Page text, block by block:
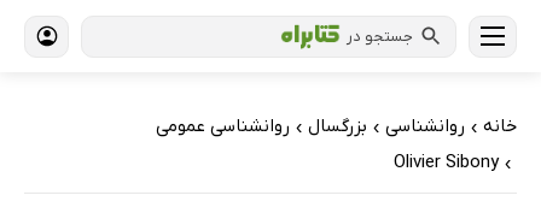
جستجو در
خانه › روانشناسی › بزرگسال › روانشناسی عمومی
›
Olivier Sibony